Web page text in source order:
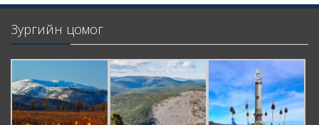
Зургийн цомог